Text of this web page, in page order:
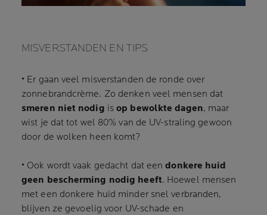
MISVERSTANDEN EN TIPS
• Er gaan veel misverstanden de ronde over
zonnebrandcrème. Zo denken veel mensen dat
smeren niet nodig isop bewolkte dagen, maar
wist je dat tot wel 80% van de UV-straling gewoon
door de wolken heen komt?
• Ook wordt vaak gedacht dat eendonkere huid
geen bescherming nodig heeft. Hoewel mensen
met een donkere huid minder snel verbranden,
blijven ze gevoelig voor UV-schade en